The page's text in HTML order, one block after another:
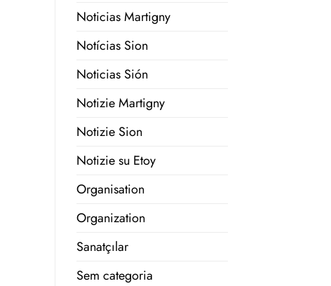
Noticias Martigny
Notícias Sion
Noticias Sión
Notizie Martigny
Notizie Sion
Notizie su Etoy
Organisation
Organization
Sanatçılar
Sem categoria